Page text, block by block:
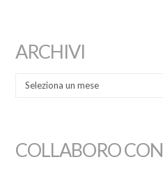
ARCHIVI
COLLABORO CON